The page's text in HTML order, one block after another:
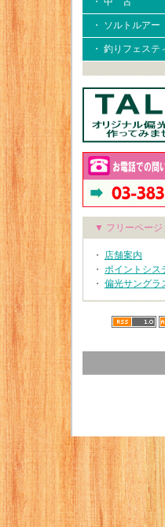
・ ソルトルアー
・ 釣りフェステ
▼ フリーページ
・ 店舗案内
・ ポイントシス
・ 偏光サングラ